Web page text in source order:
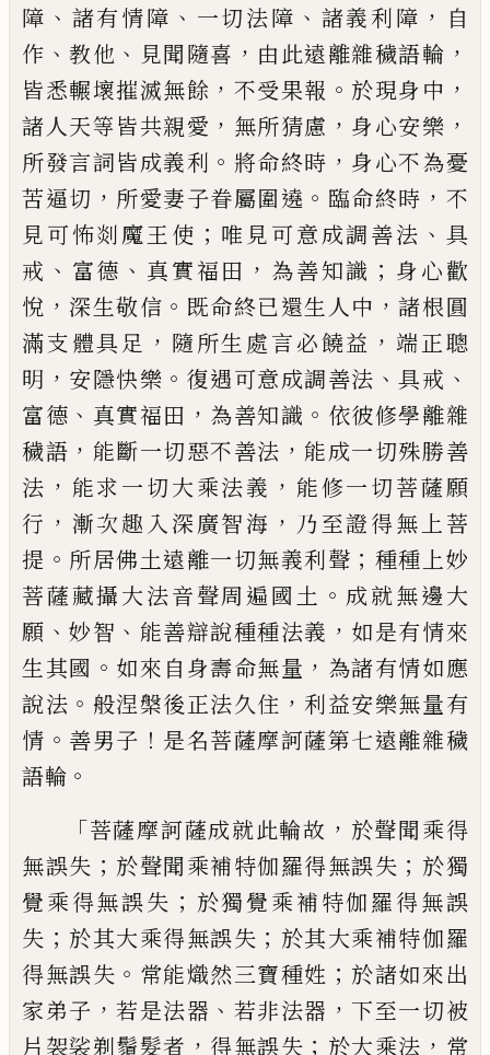
障 、 諸有情障 、 一切法障 、 諸義利障 ， 自
作 、教他 、 見聞隨喜 ， 由此遠離雜穢語輪 ，
皆悉輾壞摧滅無餘 ， 不受果報 。 於現身中 ，
諸人天等皆共親愛 ， 無所猜慮 ， 身心安樂 ，
所發言詞皆成義利 。 將命終時 ， 身心不為憂
苦逼切 ， 所愛妻子眷屬圍遶 。 臨命終時 ， 不
見可怖剡魔王使 ； 唯見可意成調善法 、 具
戒 、 富德 、 真實福田 ， 為善知識 ； 身心歡
悅 ， 深生敬信 。 既命終已還生 人中 ，諸根圓
滿支體具足 ， 隨所生處言必饒益 ， 端正聰
明 ， 安隱快樂 。 復遇可意成調善法 、具戒 、
富德 、 真實福田 ， 為善知識 。 依彼修學離雜
穢語 ， 能斷一切惡不善法 ， 能成一切殊勝善
法 ， 能求一切大乘法義 ， 能修一切菩薩願
行 ， 漸次趣入深廣智海 ， 乃至證得無上菩
提 。 所居佛土遠離一切無義利聲 ； 種種上妙
菩薩藏攝大法音聲周遍國土 。 成就無邊大
願 、妙智 、 能善辯說種種法義 ， 如是有情來
生其國 。 如來自身壽命無量 ， 為諸有情如應
說法 。 般涅槃後正法久住 ，利益安樂無量有
情 。 善男子 ！ 是名菩薩摩訶薩第七遠離雜穢
語輪 。
「菩薩摩訶薩成就此輪故 ， 於聲聞乘得
無誤失 ； 於聲聞乘補特伽羅得無誤失 ； 於獨
覺乘得無誤失 ； 於獨覺乘補特伽羅得無誤
失 ； 於其大乘得無誤失 ； 於其大乘補特伽羅
得無誤失 。 常能熾然三寶種姓 ； 於諸如來出
家弟子 ，若是法器 、 若非法器 ， 下至一切被
片袈裟剃鬚髮者 ， 得無誤失 ； 於大乘法 ， 常